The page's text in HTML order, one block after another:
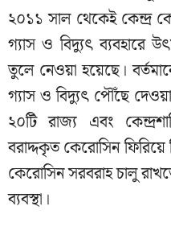
২০১১ সাল থেকেই কেন্দ্র
গ্যাস ও বিদ্যুৎ ব্যবহারে
তুলে নেওয়া হয়েছে।
গ্যাস ও বিদ্যুৎ পৌঁছে
২০টি রাজ্য এবং
বরাদ্দকৃত কেরোসিন
কেরোসিন সরবরাহ চালু
ব্যবস্থা।